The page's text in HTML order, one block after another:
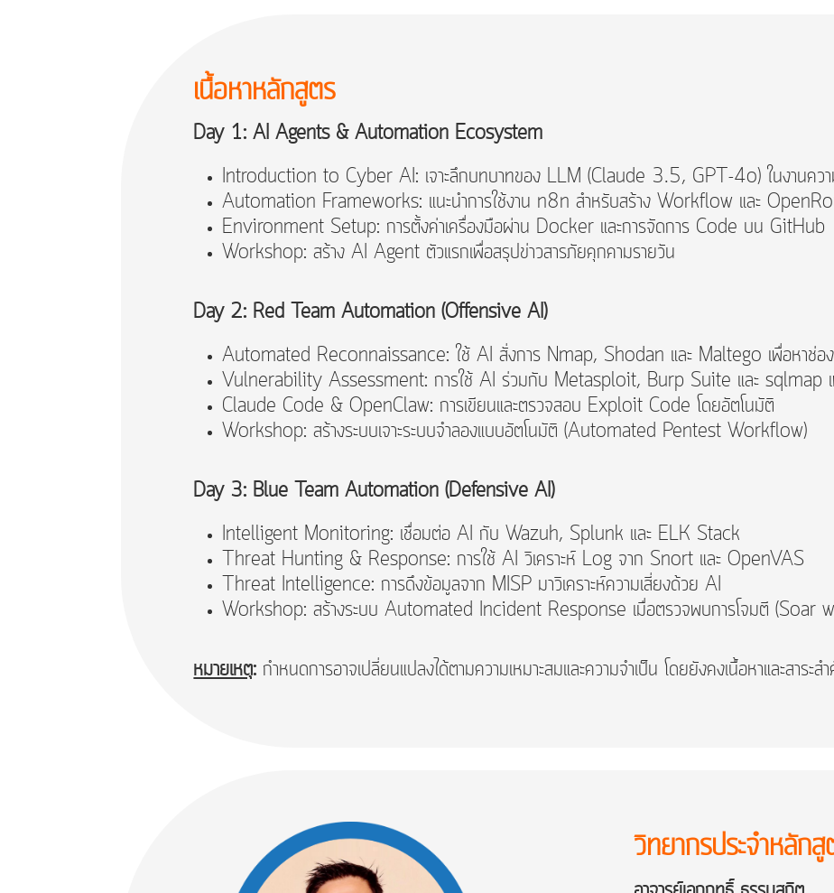
เนื้อหาหลักสูตร
Day 1: AI Agents & Automation Ecosystem
Introduction to Cyber AI: เจาะลึกบทบาทของ LLM (Claude 3.5, GPT-4o) ในงานคว
Automation Frameworks: แนะนำการใช้งาน n8n สำหรับสร้าง Workflow และ
Environment Setup: การตั้งค่าเครื่องมือผ่าน Docker และการจัดการ Code บน GitHub
Workshop: สร้าง AI Agent ตัวแรกเพื่อสรุปข่าวสารภัยคุกคามรายวัน
Day 2: Red Team Automation (Offensive AI)
Automated Reconnaissance: ใช้ AI สั่งการ Nmap, Shodan และ Maltego เพื่อหาช่อง
Vulnerability Assessment: การใช้ AI ร่วมกับ Metasploit, Burp Suite และ sqlmap เ
Claude Code & OpenClaw: การเขียนและตรวจสอบ Exploit Code โดยอัตโนมัติ
Workshop: สร้างระบบเจาะระบบจำลองแบบอัตโนมัติ (Automated Pentest Workflow)
Day 3: Blue Team Automation (Defensive AI)
Intelligent Monitoring: เชื่อมต่อ AI กับ Wazuh, Splunk และ ELK Stack
Threat Hunting & Response: การใช้ AI วิเคราะห์ Log จาก Snort และ OpenVAS
Threat Intelligence: การดึงข้อมูลจาก MISP มาวิเคราะห์ความเสี่ยงด้วย AI
Workshop: สร้างระบบ Automated Incident Response เมื่อตรวจพบการโจมตี (Soar
หมายเหตุ: กำหนดการอาจเปลี่ยนแปลงได้ตามความเหมาะสมและความจำเป็น โดยยังคงเนื้อหาและสาระ
วิทยากรประจำหลัก